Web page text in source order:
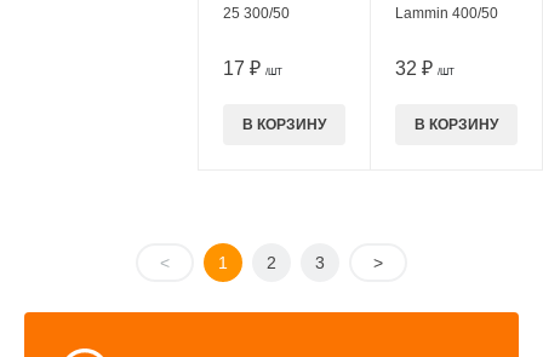
25 300/50
17 ₽ /ШТ
В КОРЗИНУ
Lammin 400/50
32 ₽ /ШТ
В КОРЗИНУ
< 1 2 3 >